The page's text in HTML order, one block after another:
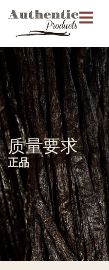
质量要求
正品